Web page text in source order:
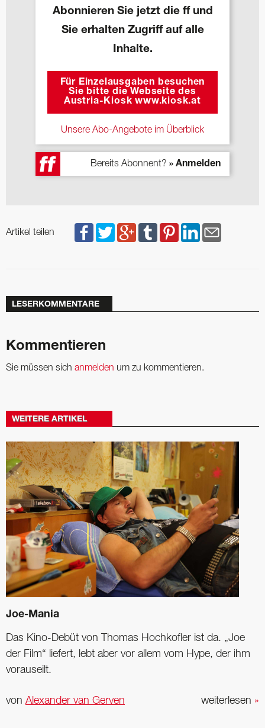
Abonnieren Sie jetzt die ff und
Sie erhalten Zugriff auf alle
Inhalte.
Für Einzelausgaben besuchen
Sie bitte die Webseite des
Austria-Kiosk www.kiosk.at
Unsere Abo-Angebote im Überblick
Bereits Abonnent? » Anmelden
Artikel teilen
LESERKOMMENTARE
Kommentieren
Sie müssen sich anmelden um zu kommentieren.
WEITERE ARTIKEL
Joe-Mania
Das Kino-Debüt von Thomas Hochkofler ist da. „Joe
der Film“ liefert, lebt aber vor allem vom Hype, der ihm
vorauseilt.
weiterlesen »
von Alexander van Gerven